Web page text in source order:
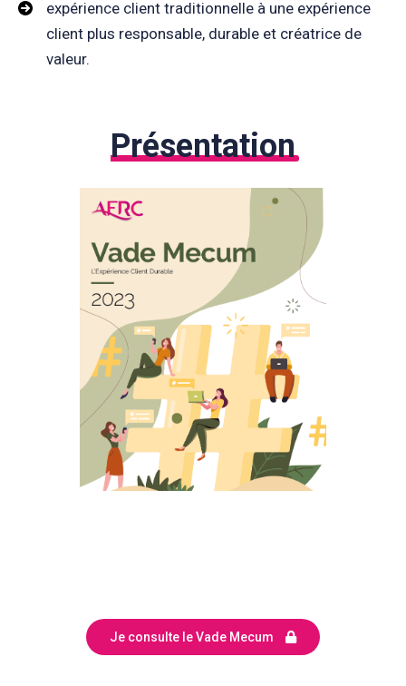
expérience client traditionnelle à une expérience
client plus responsable, durable et créatrice de
valeur.
Présentation
Je consulte le Vade Mecum